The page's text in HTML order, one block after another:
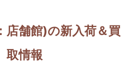
店舗館)の新入荷＆買
取情報